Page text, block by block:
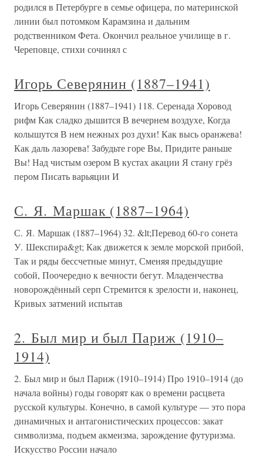
родился в Петербурге в семье офицера, по материнской
линии был потомком Карамзина и дальним
родственником Фета. Окончил реальное училище в г.
Череповце, стихи сочинял с
Игорь Северянин (1887–1941)
Игорь Северянин (1887–1941) 118. Серенада Хоровод
рифм Как сладко дышится В вечернем воздухе, Когда
колышутся В нем нежных роз духи! Как высь оранжева!
Как даль лазорева! Забудьте горе Вы, Придите раньше
Вы! Над чистым озером В кустах акации Я стану грёз
пером Писать варьяции И
С. Я. Маршак (1887–1964)
С. Я. Маршак (1887–1964) 32. &lt;Перевод 60-го сонета
У. Шекспира&gt; Как движется к земле морской прибой,
Так и ряды бессчетные минут, Сменяя предыдущие
собой, Поочередно к вечности бегут. Младенчества
новорождённый серп Стремится к зрелости и, наконец,
Кривых затмений испытав
2. Был мир и был Париж (1910–
1914)
2. Был мир и был Париж (1910–1914) Про 1910–1914 (до
начала войны) годы говорят как о времени расцвета
русской культуры. Конечно, в самой культуре — это пора
динамичных и антагонистических процессов: закат
символизма, подъем акмеизма, зарождение футуризма.
Искусство России начало